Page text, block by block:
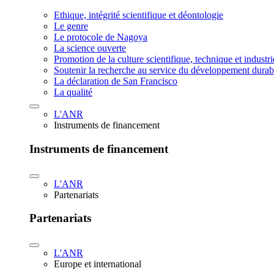
Ethique, intégrité scientifique et déontologie
Le genre
Le protocole de Nagoya
La science ouverte
Promotion de la culture scientifique, technique et
Soutenir la recherche au service du développement
La déclaration de San Francisco
La qualité
L'ANR
Instruments de financement
Instruments de financement
L'ANR
Partenariats
Partenariats
L'ANR
Europe et international